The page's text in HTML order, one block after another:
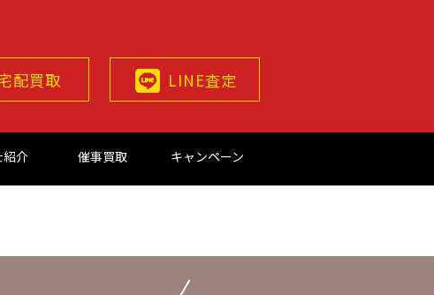
配買取 LINE査定
紹介 催事買取 キャンペーン